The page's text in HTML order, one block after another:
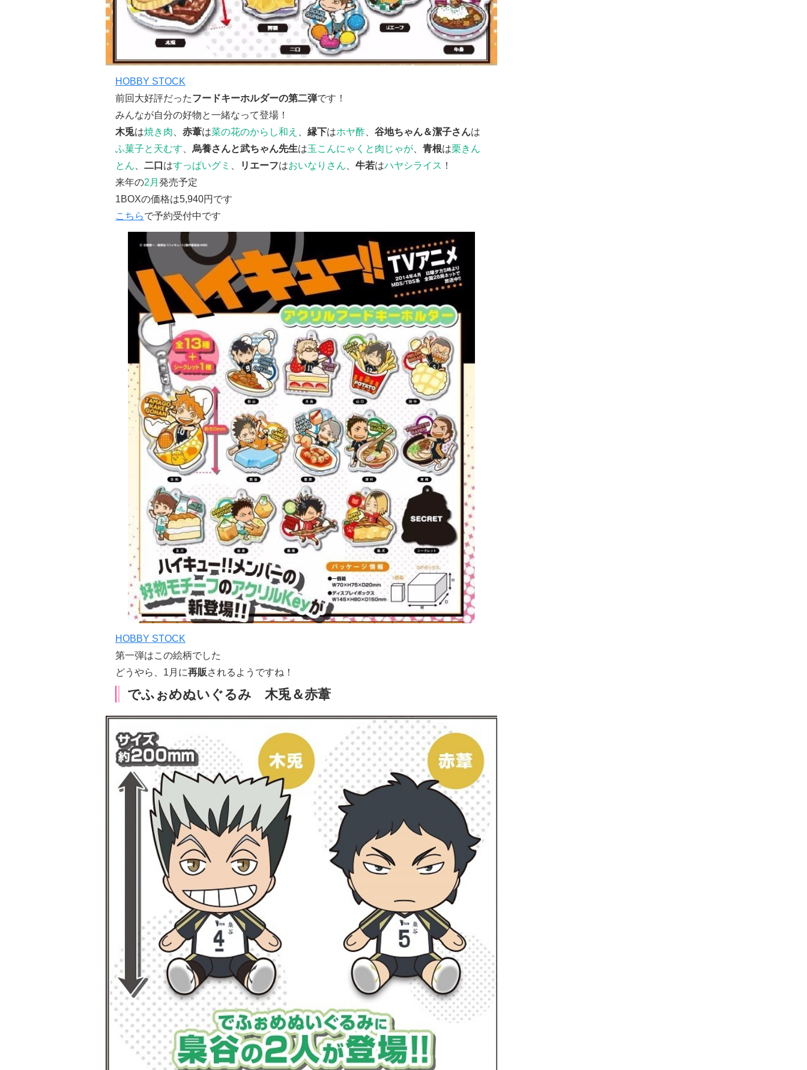
HOBBY STOCK
前回大好評だったフードキーホルダーの第二弾です！
みんなが自分の好物と一緒なって登場！
木兎は焼き肉 赤葦は菜の花のからし和え 縁下はホヤ酢 谷地ちゃん＆潔子さんは
ふ菓子と天むす
烏養さんと武ちゃん先生は玉こんにゃくと肉じゃが 青根は栗きん
とん
二口 はすっぱいグミ リエーフはおいなりさん 牛若はハヤシライス ！
来年の2月 発売予定
1BOXの価格は5,940円です
こちらで予約受付中です
HOBBY STOCK
第一弾はこの絵柄でした
どうやら、1月に再販されるようですね！
でふぉめぬいぐるみ 木兎＆赤葦